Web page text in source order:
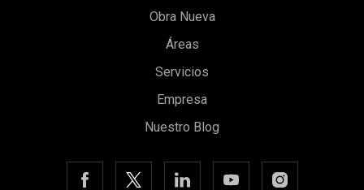
Obra Nueva
Áreas
Servicios
Empresa
Nuestro Blog
Guardar configuración